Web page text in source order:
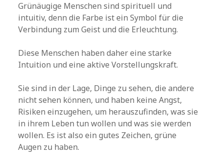
Grünäugige Menschen sind spirituell und
intuitiv, denn die Farbe ist ein Symbol für die
Verbindung zum Geist und die Erleuchtung.
Diese Menschen haben daher eine starke
Intuition und eine aktive Vorstellungskraft.
Sie sind in der Lage, Dinge zu sehen, die andere
nicht sehen können, und haben keine Angst,
Risiken einzugehen, um herauszufinden, was sie
in ihrem Leben tun wollen und was sie werden
wollen. Es ist also ein gutes Zeichen, grüne
Augen zu haben.